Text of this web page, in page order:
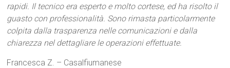
rapidi. Il tecnico era esperto e molto cortese, ed ha risolto il
guasto con professionalità. Sono rimasta particolarmente
colpita dalla trasparenza nelle comunicazioni e dalla
chiarezza nel dettagliare le operazioni effettuate.
Francesca Z. – Casalfiumanese